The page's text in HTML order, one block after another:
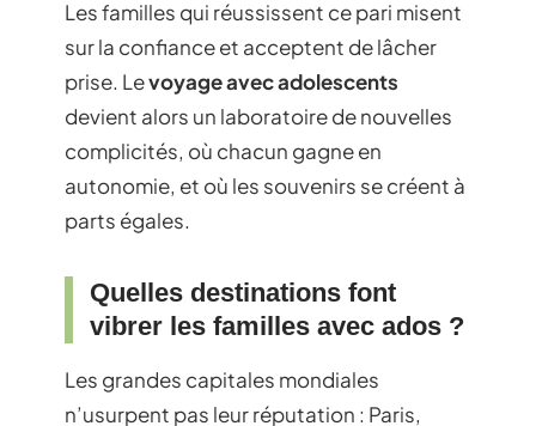
Les familles qui réussissent ce pari misent
sur la confiance et acceptent de lâcher
prise. Levoyage avec adolescents
devient alors un laboratoire de nouvelles
complicités, où chacun gagne en
autonomie, et où les souvenirs se créent à
parts égales.
Quelles destinations font
vibrer les familles avec ados ?
Les grandes capitales mondiales
n’usurpent pas leur réputation : Paris,